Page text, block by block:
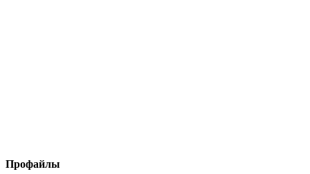
Профайлы